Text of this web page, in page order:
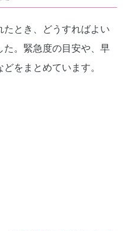
とき、どうすればよい
た。緊急度の目安や、早
をまとめています。